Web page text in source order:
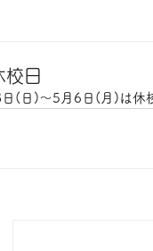
日
(日)～5月6日(月)は休